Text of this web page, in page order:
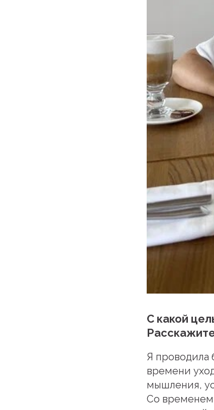
С какой
Я проводила
времени
мышления,
Со временем